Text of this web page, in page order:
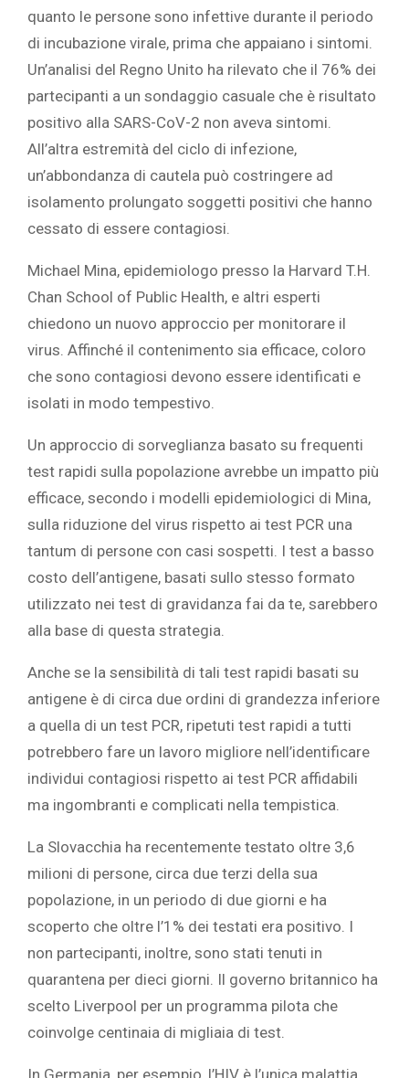
quanto le persone sono infettive durante il periodo
di incubazione virale, prima che appaiano i sintomi.
Un’analisi del Regno Unito ha rilevato che il 76% dei
partecipanti a un sondaggio casuale che è risultato
positivo alla SARS-CoV-2 non aveva sintomi.
All’altra estremità del ciclo di infezione,
un’abbondanza di cautela può costringere ad
isolamento prolungato soggetti positivi che hanno
cessato di essere contagiosi.
Michael Mina, epidemiologo presso la Harvard T.H.
Chan School of Public Health, e altri esperti
chiedono un nuovo approccio per monitorare il
virus. Affinché il contenimento sia efficace, coloro
che sono contagiosi devono essere identificati e
isolati in modo tempestivo.
Un approccio di sorveglianza basato su frequenti
test rapidi sulla popolazione avrebbe un impatto più
efficace, secondo i modelli epidemiologici di Mina,
sulla riduzione del virus rispetto ai test PCR una
tantum di persone con casi sospetti. I test a basso
costo dell’antigene, basati sullo stesso formato
utilizzato nei test di gravidanza fai da te, sarebbero
alla base di questa strategia.
Anche se la sensibilità di tali test rapidi basati su
antigene è di circa due ordini di grandezza inferiore
a quella di un test PCR, ripetuti test rapidi a tutti
potrebbero fare un lavoro migliore nell’identificare
individui contagiosi rispetto ai test PCR affidabili
ma ingombranti e complicati nella tempistica.
La Slovacchia ha recentemente testato oltre 3,6
milioni di persone, circa due terzi della sua
popolazione, in un periodo di due giorni e ha
scoperto che oltre l’1% dei testati era positivo. I
non partecipanti, inoltre, sono stati tenuti in
quarantena per dieci giorni. Il governo britannico ha
scelto Liverpool per un programma pilota che
coinvolge centinaia di migliaia di test.
In Germania, per esempio, l’HIV è l’unica malattia